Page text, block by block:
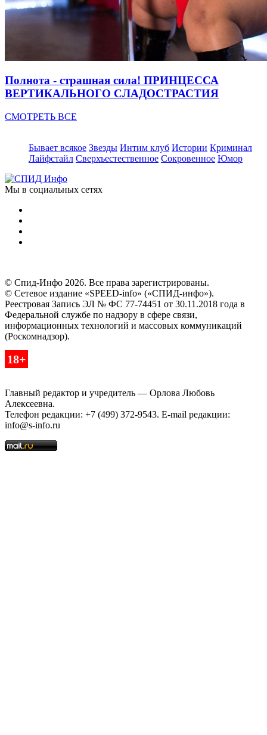
Полнота - страшная сила! ПРИНЦЕССА
ВЕРТИКАЛЬНОГО СЛАДОСТРАСТИЯ
СМОТРЕТЬ ВСЕ
Бывает всякое Звезды Интим клуб Истории Криминал
Лайфстайл Сверхъестественное Сокровенное Юмор
Мы в социальных сетях
© Спид-Инфо 2026. Все права зарегистрированы.
© Сетевое издание «SPEED-info» («СПИД-инфо»).
Реестровая Запись ЭЛ № ФС 77-74451 от 30.11.2018 года в
Федеральной службе по надзору в сфере связи,
информационных технологий и массовых коммуникаций
(Роскомнадзор).
18+
Главный редактор и учредитель — Орлова Любовь
Алексеевна.
Телефон редакции: +7 (499) 372-9543. E-mail редакции:
info@s-info.ru